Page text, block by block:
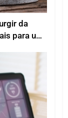
da
para um